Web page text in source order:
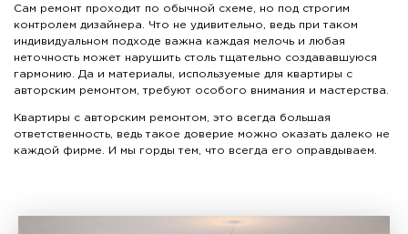
Сам ремонт проходит по обычной схеме, но под строгим
контролем дизайнера. Что не удивительно, ведь при таком
индивидуальном подходе важна каждая мелочь и любая
неточность может нарушить столь тщательно создававшуюся
гармонию. Да и материалы, используемые для квартиры с
авторским ремонтом, требуют особого внимания и мастерства.
Квартиры с авторским ремонтом, это всегда большая
ответственность, ведь такое доверие можно оказать далеко не
каждой фирме. И мы горды тем, что всегда его оправдываем.